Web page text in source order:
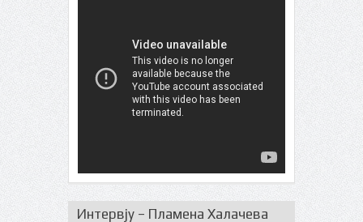
Интервју – Пламена Халачева